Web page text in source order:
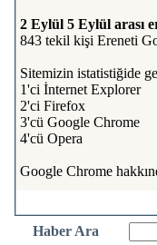
2 Eylül 5 Eylül arası
843 tekil kişi Ereneti
Sitemizin istatistiğide
1'ci İnternet Explorer
2'ci Firefox
3'cü Google Chrome
4'cü Opera
Google Chrome
Haber Ara